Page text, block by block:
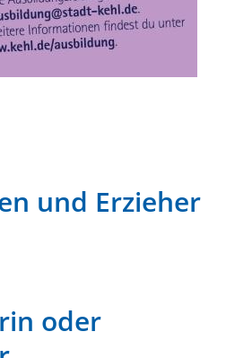
und Erzieher
oder